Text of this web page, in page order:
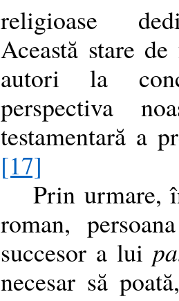
religioase
Această stare
autori la
perspectiva
testamentară a
[17]
Prin urmare,
roman,
succesor a lui
necesar să